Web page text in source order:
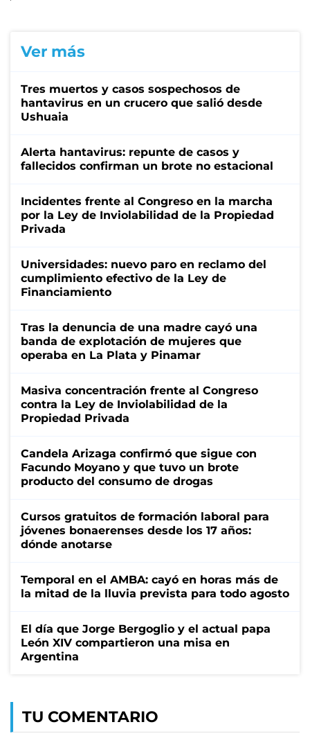
Ver más
Tres muertos y casos sospechosos de
hantavirus en un crucero que salió desde
Ushuaia
Alerta hantavirus: repunte de casos y
fallecidos confirman un brote no estacional
Incidentes frente al Congreso en la marcha
por la Ley de Inviolabilidad de la Propiedad
Privada
Universidades: nuevo paro en reclamo del
cumplimiento efectivo de la Ley de
Financiamiento
Tras la denuncia de una madre cayó una
banda de explotación de mujeres que
operaba en La Plata y Pinamar
Masiva concentración frente al Congreso
contra la Ley de Inviolabilidad de la
Propiedad Privada
Candela Arizaga confirmó que sigue con
Facundo Moyano y que tuvo un brote
producto del consumo de drogas
Cursos gratuitos de formación laboral para
jóvenes bonaerenses desde los 17 años:
dónde anotarse
Temporal en el AMBA: cayó en horas más de
la mitad de la lluvia prevista para todo agosto
El día que Jorge Bergoglio y el actual papa
León XIV compartieron una misa en
Argentina
TU COMENTARIO